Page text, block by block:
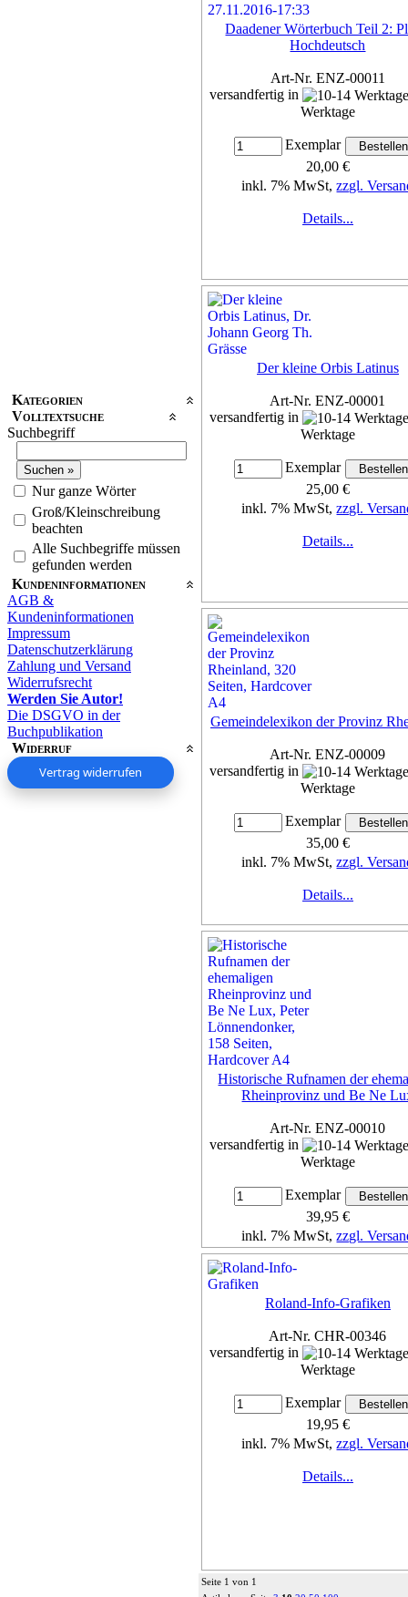
Kategorien
Volltextsuche
Suchbegriff
Nur ganze Wörter
Groß/Kleinschreibung
beachten
Alle Suchbegriffe müssen
gefunden werden
Kundeninformationen
AGB &
Kundeninformationen
Impressum
Datenschutzerklärung
Zahlung und Versand
Widerrufsrecht
Werden Sie Autor!
Die DSGVO in der
Buchpublikation
Widerruf
Vertrag widerrufen
Daadener Wörterbuch Teil 2:
Hochdeutsch
Art-Nr. ENZ-00011
versandfertig in
Werktage
Exemplar
20,00 €
inkl. 7% MwSt,zzgl.
Details...
Der kleine Orbis Latinus
Art-Nr. ENZ-00001
versandfertig in
Werktage
Exemplar
25,00 €
inkl. 7% MwSt,zzgl.
Details...
Gemeindelexikon der Provinz
Art-Nr. ENZ-00009
versandfertig in
Werktage
Exemplar
35,00 €
inkl. 7% MwSt,zzgl.
Details...
Historische Rufnamen der
Rheinprovinz und Be Ne
Art-Nr. ENZ-00010
versandfertig in
Werktage
Exemplar
39,95 €
inkl. 7% MwSt,zzgl.
Roland-Info-Grafiken
Art-Nr. CHR-00346
versandfertig in
Werktage
Exemplar
19,95 €
inkl. 7% MwSt,zzgl.
Details...
Seite 1 von 1